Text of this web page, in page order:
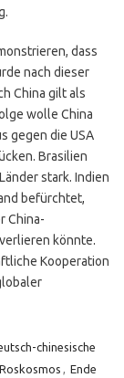
dass
nach dieser
China gilt als
wolle China
gegen die USA
Brasilien
stark. Indien
befürchtet,
China-
könnte.
Kooperation
chinesische
, Ende